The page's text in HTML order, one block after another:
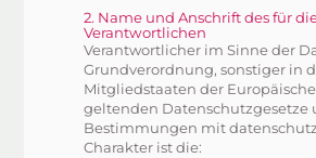
2. Name und Anschrift des für
Verantwortlichen
Verantwortlicher im Sinne der
Grundverordnung, sonstiger in
Mitgliedstaaten der
geltenden Datenschutzgesetze
Bestimmungen mit
Charakter ist die: